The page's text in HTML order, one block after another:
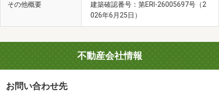
その他概要
建築確認番号：第ERI-26005697号（2
026年6月25日）
不動産会社情報
お問い合わせ先